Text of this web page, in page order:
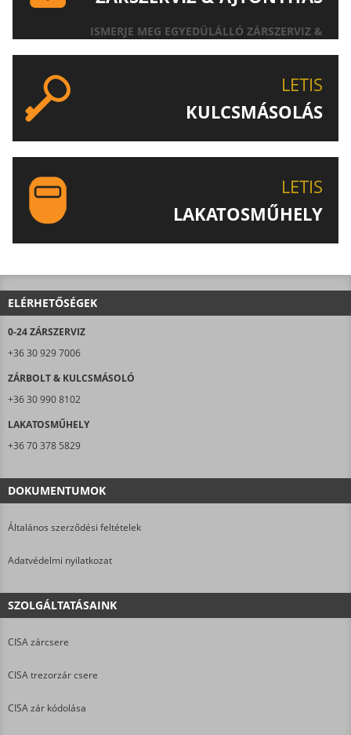
ISMERJE MEG EGYEDÜLÁLLÓ ZÁRSZERVIZ &
LETIS
KULCSMÁSOLÁS
LETIS
LAKATOSMŰHELY
ELÉRHETŐSÉGEK
0-24 ZÁRSZERVIZ
+36 30 929 7006
ZÁRBOLT & KULCSMÁSOLÓ
+36 30 990 8102
LAKATOSMŰHELY
+36 70 378 5829
DOKUMENTUMOK
Általános szerződési feltételek
Adatvédelmi nyilatkozat
SZOLGÁLTATÁSAINK
CISA zárcsere
CISA trezorzár csere
CISA zár kódolása